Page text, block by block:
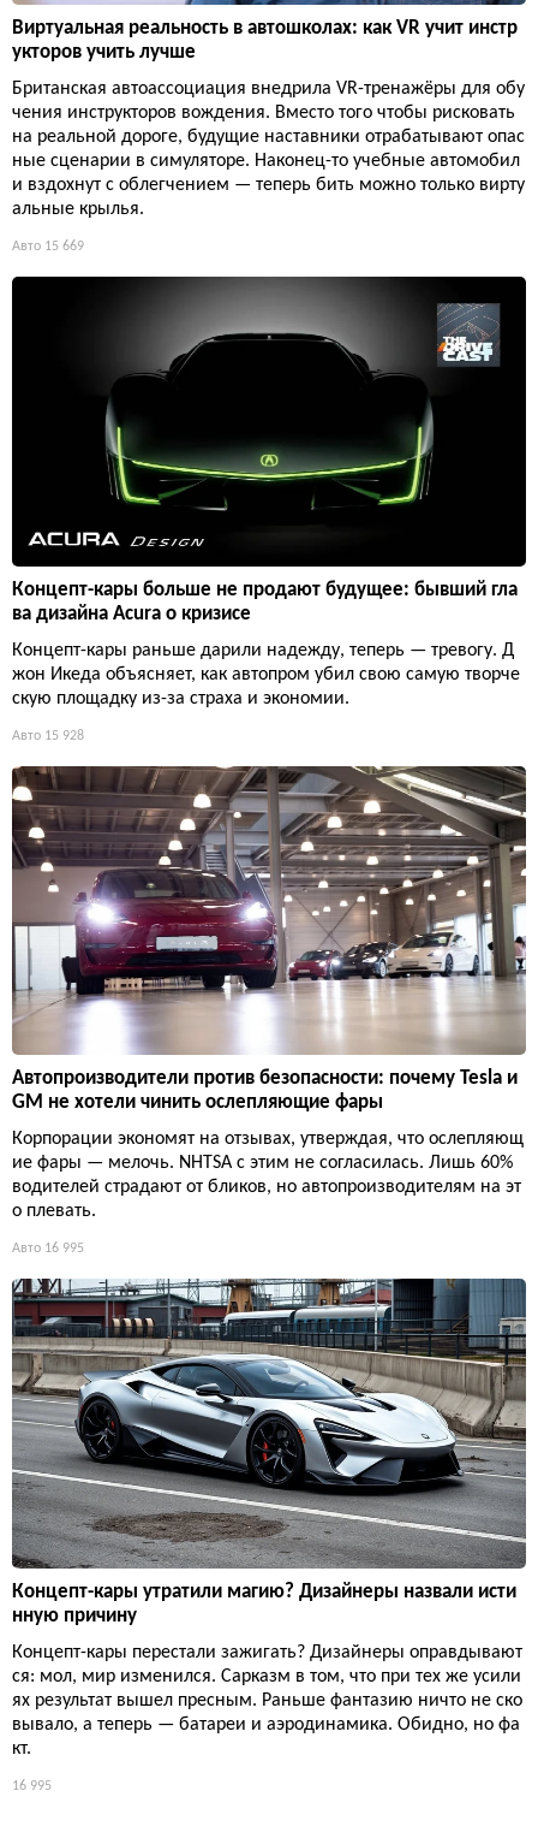
Виртуальная реальность в автошколах: как VR учит инстр
укторов учить лучше
Британская автоассоциация внедрила VR-тренажёры для обу
чения инструкторов вождения. Вместо того чтобы рисковать
на реальной дороге, будущие наставники отрабатывают опас
ные сценарии в симуляторе. Наконец-то учебные автомобил
и вздохнут с облегчением — теперь бить можно только вирту
альные крылья.
Авто 15 669
Концепт-кары больше не продают будущее: бывший гла
ва дизайна Acura о кризисе
Концепт-кары раньше дарили надежду, теперь — тревогу. Д
жон Икеда объясняет, как автопром убил свою самую творче
скую площадку из-за страха и экономии.
Авто 15 928
Автопроизводители против безопасности: почему Tesla и
GM не хотели чинить ослепляющие фары
Корпорации экономят на отзывах, утверждая, что ослепляющ
ие фары — мелочь. NHTSA с этим не согласилась. Лишь 60%
водителей страдают от бликов, но автопроизводителям на эт
о плевать.
Авто 16 995
Концепт-кары утратили магию? Дизайнеры назвали исти
нную причину
Концепт-кары перестали зажигать? Дизайнеры оправдывают
ся: мол, мир изменился. Сарказм в том, что при тех же усили
ях результат вышел пресным. Раньше фантазию ничто не ско
вывало, а теперь — батареи и аэродинамика. Обидно, но фа
кт.
16 995